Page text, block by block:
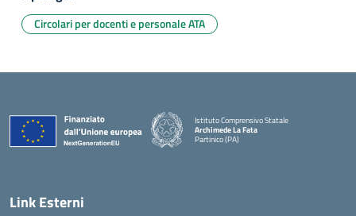
Circolari per docenti e personale ATA
Istituto Comprensivo Statale
Archimede La Fata
Partinico (PA)
Link Esterni